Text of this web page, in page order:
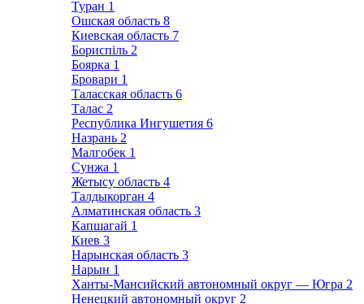
Туран 1
Ошская область 8
Киевская область 7
Бориспіль 2
Боярка 1
Бровари 1
Таласская область 6
Талас 2
Республика Ингушетия 6
Назрань 2
Малгобек 1
Сунжа 1
Жетысу область 4
Талдыкорган 4
Алматинская область 3
Капшагай 1
Киев 3
Нарынская область 3
Нарын 1
Ханты-Мансийский автономный округ — Югра 2
Ненецкий автономный округ 2